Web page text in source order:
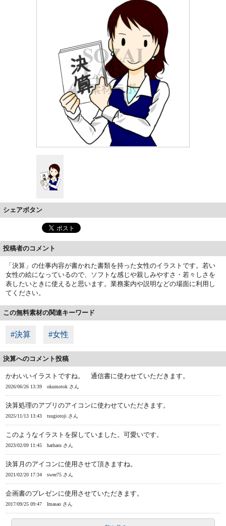
シェアボタン
投稿者のコメント
「決算」の仕事内容が書かれた書類を持った女性のイラストです。若い
女性の絵になっているので、ソフトな感じや親しみやすさ・若々しさを
表したいときに使えると思います。業務案内や説明などの場面に利用し
てください。
この無料素材の関連キーワード
#決算 #女性
決算へのコメント投稿
かわいいイラストですね。 通信書に使わせていただきます。
2026/06/26 13:39 okumotok さん
決算処理のアプリのアイコンに使わせていただきます。
2025/11/13 13:43 tsugiotoji さん
このようなイラストを探していました。可愛いです。
2023/02/09 11:45 hatharu さん
決算月のアイコンに使用させて頂きますね。
2021/02/20 17:34 swee75 さん
企画書のプレゼンに使用させていただきます。
2017/09/25 09:47 Imasao さん